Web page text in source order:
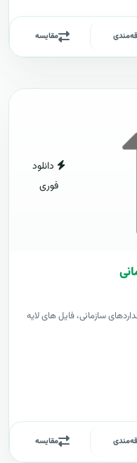
مقایسه
دانلود
فوری
سازمانی، فایل های لایه
مقایسه